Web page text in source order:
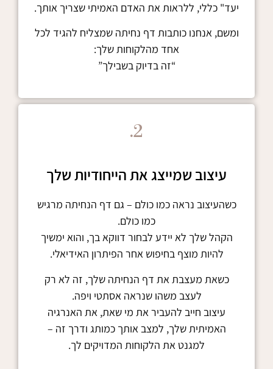
יעד" כללי, ללראות את האדם האמיתי שצריך אותך.
ומשם, אנחנו כותבות דף נחיתה שמצליח להגיד לכל
אחד מהלקוחות שלך:
“זה בדיוק בשבילך”
2.
עיצוב שמייצג את הייחודיות שלך
כשהעיצוב נראה כמו כולם – גם דף הנחיתה מרגיש
כמו כולם.
הקהל שלך לא יידע לבחור דווקא בך, והוא ימשיך
להיות מוצף בחיפוש אחר הפיתרון האידיאלי.
כשאת מעצבת את דף הנחיתה שלך, זה לא רק
לעצב משהו שנראה אסתטי ויפה.
עיצוב חייב להעביר את מי שאת, את האנרגיה
האמיתית שלך, למצב אותך כמותג ודרך זה –
למגנט את הלקוחות המדויקים לך.